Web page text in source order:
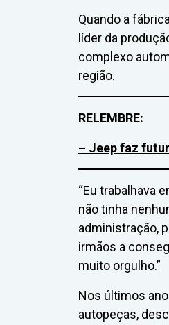
Quando a
líder da
complexo
região.
RELEMBRE:
– Jeep faz
“Eu trabalhava
não tinha
administração,
irmãos a
muito orgulho.”
Nos últimos
autopeças,